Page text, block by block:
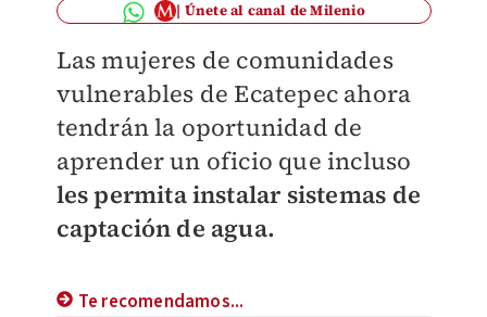
Únete al canal de Milenio
Las mujeres de comunidades
vulnerables de Ecatepec ahora
tendrán la oportunidad de
aprender un oficio que incluso
les permita instalar sistemas de
captación de agua.
Te recomendamos...